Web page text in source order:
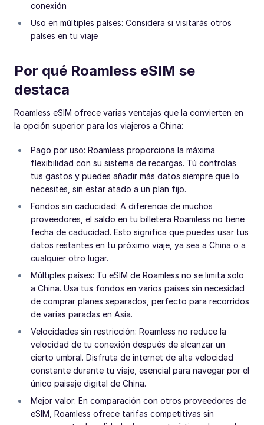
conexión
Uso en múltiples países: Considera si visitarás otros
países en tu viaje
Por qué Roamless eSIM se
destaca
Roamless eSIM ofrece varias ventajas que la convierten en
la opción superior para los viajeros a China:
Pago por uso: Roamless proporciona la máxima
flexibilidad con su sistema de recargas. Tú controlas
tus gastos y puedes añadir más datos siempre que lo
necesites, sin estar atado a un plan fijo.
Fondos sin caducidad: A diferencia de muchos
proveedores, el saldo en tu billetera Roamless no tiene
fecha de caducidad. Esto significa que puedes usar tus
datos restantes en tu próximo viaje, ya sea a China o a
cualquier otro lugar.
Múltiples países: Tu eSIM de Roamless no se limita solo
a China. Usa tus fondos en varios países sin necesidad
de comprar planes separados, perfecto para recorridos
de varias paradas en Asia.
Velocidades sin restricción: Roamless no reduce la
velocidad de tu conexión después de alcanzar un
cierto umbral. Disfruta de internet de alta velocidad
constante durante tu viaje, esencial para navegar por el
único paisaje digital de China.
Mejor valor: En comparación con otros proveedores de
eSIM, Roamless ofrece tarifas competitivas sin